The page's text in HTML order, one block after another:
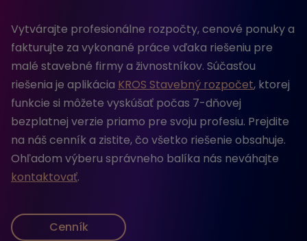
Vytvárajte profesionálne rozpočty, cenové ponuky a
fakturujte za vykonané práce vďaka riešeniu pre
malé stavebné firmy a živnostníkov. Súčasťou
riešenia je aplikácia KROS Stavebný rozpočet, ktorej
funkcie si môžete vyskúšať počas 7-dňovej
bezplatnej verzie priamo pre svoju profesiu. Prejdite
na náš cenník a zistite, čo všetko riešenie obsahuje.
Ohľadom výberu správneho balíka nás neváhajte
kontaktovať.
Cenník